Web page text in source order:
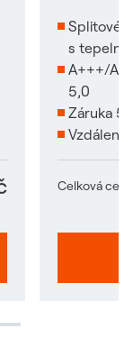
Splitové
s
A+++/
5,0
Záruka 5
Vzdálená
Celková cena